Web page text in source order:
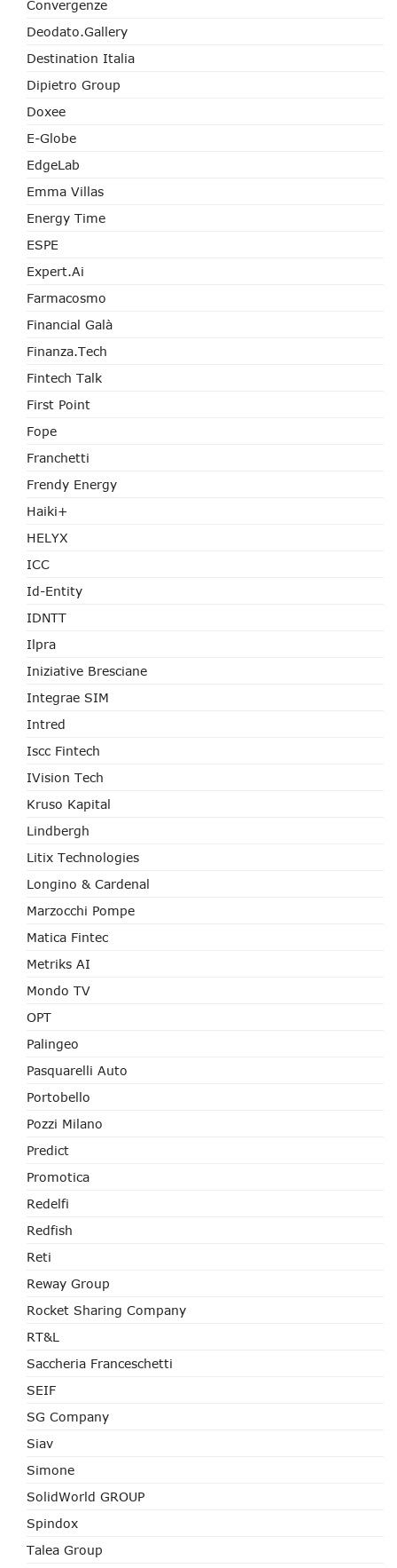
Convergenze
Deodato.Gallery
Destination Italia
Dipietro Group
Doxee
E-Globe
EdgeLab
Emma Villas
Energy Time
ESPE
Expert.ai
Farmacosmo
Financial Galà
Finanza.tech
Fintech Talk
First Point
Fope
Franchetti
Frendy Energy
Haiki+
HELYX
ICC
Id-Entity
IDNTT
Ilpra
Iniziative Bresciane
Integrae SIM
Intred
Iscc Fintech
IVision Tech
Kruso Kapital
Lindbergh
Litix Technologies
Longino & Cardenal
Marzocchi Pompe
Matica Fintec
Metriks AI
Mondo TV
OPT
Palingeo
Pasquarelli Auto
Portobello
Pozzi Milano
Predict
Promotica
Redelfi
Redfish
Reti
Reway Group
Rocket Sharing Company
RT&L
Saccheria Franceschetti
SEIF
SG Company
Siav
Simone
SolidWorld GROUP
Spindox
Talea Group